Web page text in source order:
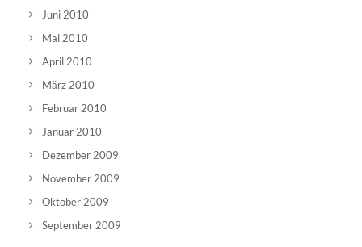
Juni 2010
Mai 2010
April 2010
März 2010
Februar 2010
Januar 2010
Dezember 2009
November 2009
Oktober 2009
September 2009